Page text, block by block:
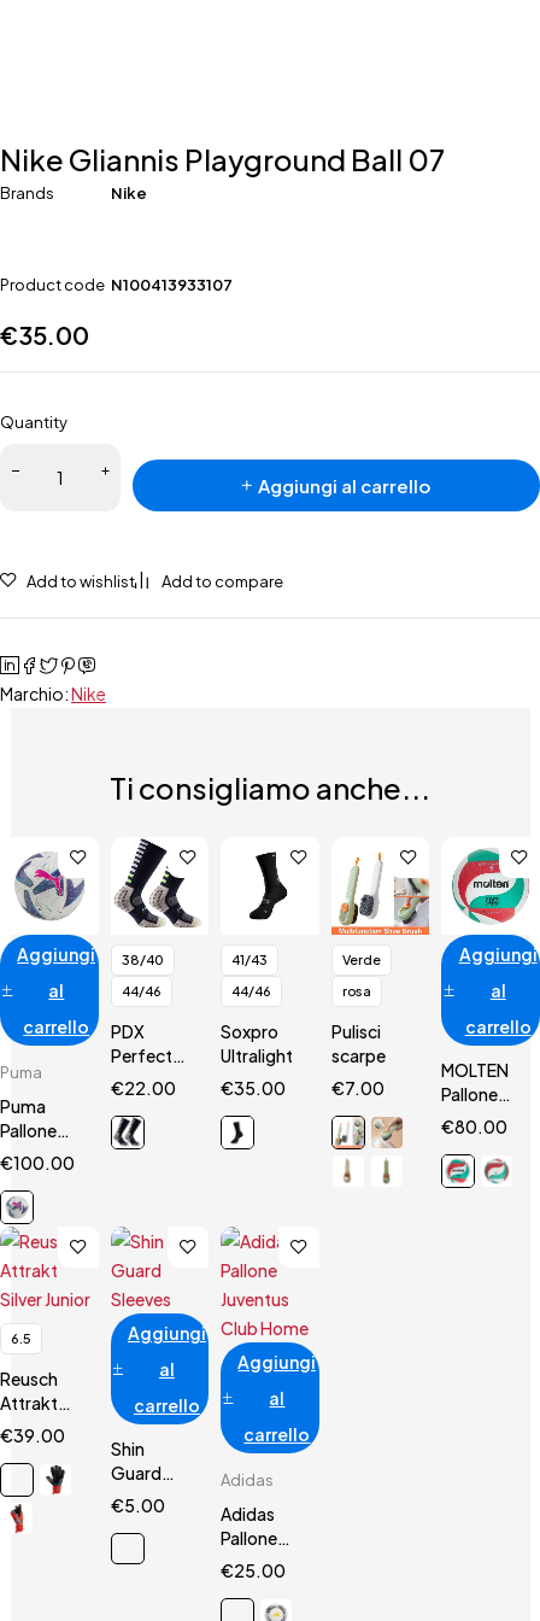
Nike GIiannis Playground Ball 07
Brands Nike
Product code N100413933107
€35.00
Quantity
Aggiungi al carrello
Add to wishlist Add to compare
Marchio:Nike
Ti consigliamo anche...
Aggiungi
al
carrello
Puma
Puma
Pallone
Calcio
Seria A
FIFA Pro
€100.00
38/40
44/46
PDX
Perfect
Next Soft
€22.00
41/43
44/46
Soxpro
Ultralight
€35.00
Verde
rosa
Pulisci
scarpe
€7.00
Aggiungi
al
carrello
MOLTEN
Pallone
Pallavolo
€80.00
6.5
Reusch
Attrakt
Silver
€39.00
Aggiungi
al
carrello
Shin
Guard
Sleeves
€5.00
Aggiungi
al
carrello
Adidas
Adidas
Pallone
Juventus
Home
€25.00